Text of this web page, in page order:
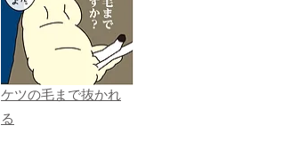
ケツの毛まで抜かれ
る